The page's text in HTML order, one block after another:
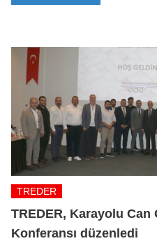
TREDER
TREDER, Karayolu Can
Konferansı düzenledi